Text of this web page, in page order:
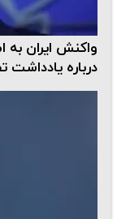
واکنش ایران
درباره